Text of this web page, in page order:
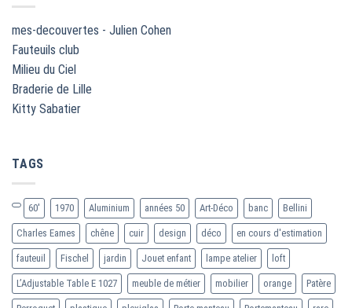
mes-decouvertes - Julien Cohen
Fauteuils club
Milieu du Ciel
Braderie de Lille
Kitty Sabatier
TAGS
60' 1970 Aluminium années 50 Art-Déco banc Bellini
Charles Eames chêne cuir design déco en cours d'estimation
fauteuil Fischel jardin Jouet enfant lampe atelier loft
L’Adjustable Table E 1027 meuble de métier mobilier orange Patère